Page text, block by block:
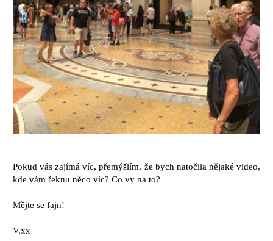
Pokud vás zajímá víc, přemýšlím, že bych natočila nějaké video,
kde vám řeknu něco víc? Co vy na to?
Mějte se fajn!
V.xx